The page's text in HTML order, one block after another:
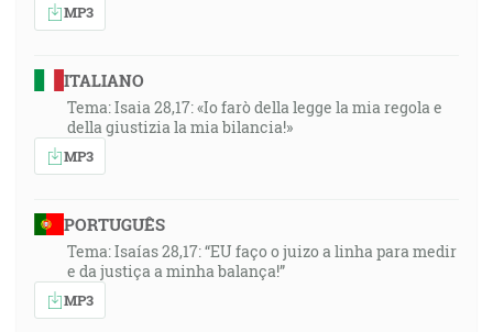
MP3
ITALIANO
Tema: Isaia 28,17: «Io farò della legge la mia regola e
della giustizia la mia bilancia!»
MP3
PORTUGUÊS
Tema: Isaías 28,17: “EU faço o juizo a linha para medir
e da justiça a minha balança!”
MP3